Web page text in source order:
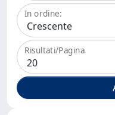
In ordine:
Risultati/Pagina